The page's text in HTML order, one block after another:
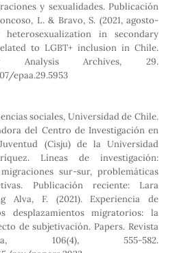
y sexualidades. Publicación
L. & Bravo, S. (2021, agosto-
heterosexualization in secondary
to LGBT+ inclusion in Chile.
Analysis Archives, 29.
epaa.29.5953
sociales, Universidad de Chile.
del Centro de Investigación en
(Cisju) de la Universidad
Líneas de investigación:
sur-sur, problemáticas
Publicación reciente: Lara
Alva, F. (2021). Experiencia de
desplazamientos migratorios: la
de subjetivación. Papers. Revista
106(4), 555-582.